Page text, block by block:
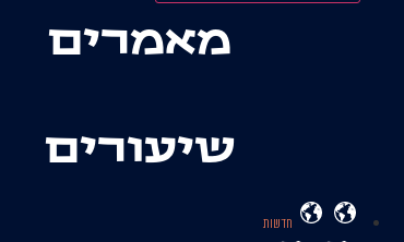
מאמרים
שיעורים
חדשות